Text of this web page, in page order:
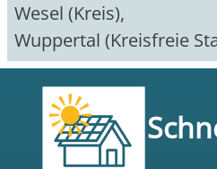
Wesel (Kreis),
Wuppertal (Kreisfreie